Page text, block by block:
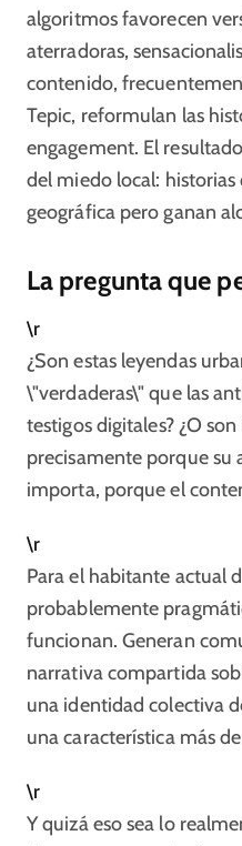
algoritmos favorecen
aterradoras,
contenido,
Tepic, reformulan las
engagement. El
del miedo local:
geográfica pero ganan
La pregunta que
\r
¿Son estas leyendas
\"verdaderas\" que las
testigos digitales? ¿O
precisamente porque su
importa, porque el
\r
Para el habitante actual
probablemente
funcionan. Generan
narrativa compartida
una identidad colectiva
una característica más
\r
Y quizá eso sea lo